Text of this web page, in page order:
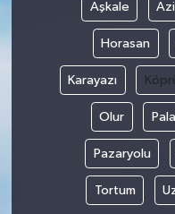
Aşkale
Horasan
Karayazı
Olur
Pazaryolu
Tortum